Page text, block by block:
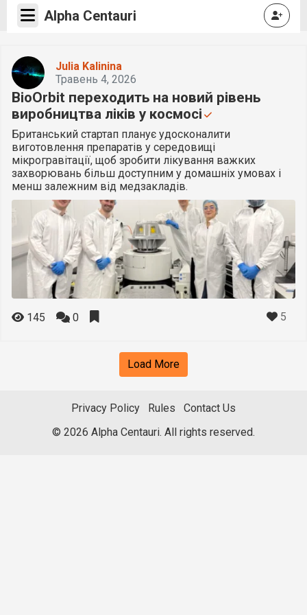
Alpha Centauri
Julia Kalinina
Травень 4, 2026
BioOrbit переходить на новий рівень
виробництва ліків у космосі
Британський стартап планує удосконалити
виготовлення препаратів у середовищі
мікрогравітації, щоб зробити лікування важких
захворювань більш доступним у домашніх умовах і
менш залежним від медзакладів.
145 0 5
Load More
Privacy Policy Rules
Contact Us
© 2026 Alpha Centauri. All rights reserved.